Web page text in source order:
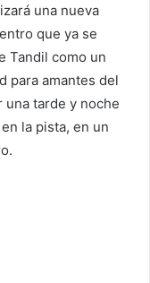
una nueva
que ya se
Tandil como un
para amantes del
una tarde y noche
la pista, en un